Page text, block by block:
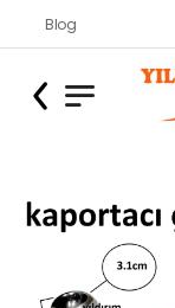
Blog